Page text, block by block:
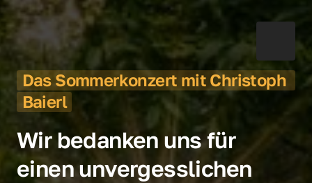
Das Sommerkonzert mit
Christoph
Baierl
Wir bedanken uns für
einen unvergesslichen